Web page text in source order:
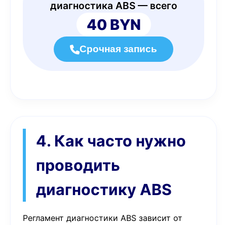
диагностика ABS — всего
40 BYN
Срочная запись
4. Как часто нужно
проводить
диагностику ABS
Регламент диагностики ABS зависит от